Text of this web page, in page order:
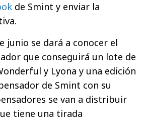
de Smint y enviar la
junio se dará a conocer el
que conseguirá un lote de
y Lyona y una edición
de Smint con su
se van a distribuir
tiene una tirada